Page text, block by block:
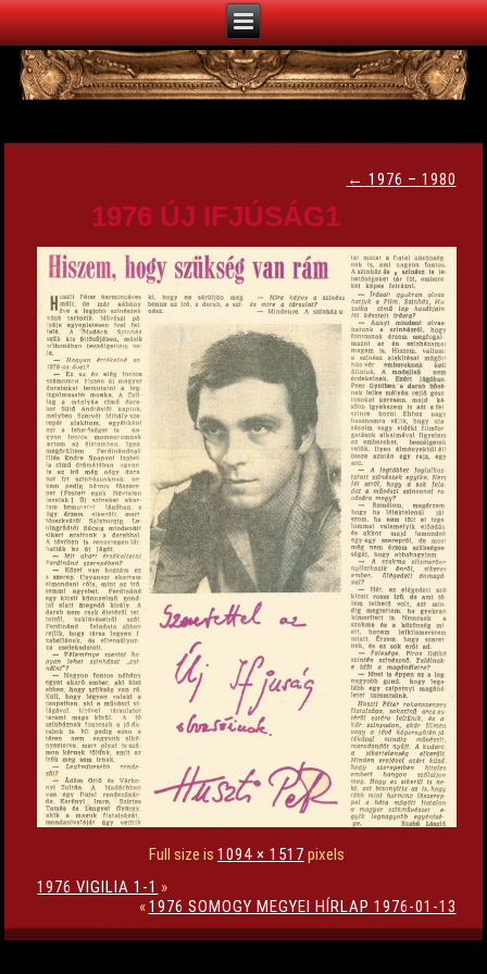
← 1976 – 1980
1976 ÚJ IFJÚSÁG1
Full size is 1094 × 1517 pixels
1976 VIGILIA 1-1 »
«1976 SOMOGY MEGYEI HÍRLAP 1976-01-13